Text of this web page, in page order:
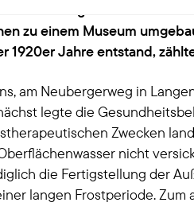
zu einem Museum
1920er Jahre entstand,
am Neubergerweg in
legte die
Zwecken
nicht
die Fertigstellung der
langen Frostperiode.